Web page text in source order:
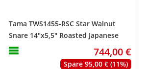
Tama TWS1455-RSC Star Walnut
Snare 14"x5,5" Roasted Japanese
Chestnut
744,00 €
Spare 95,00 € (11%)